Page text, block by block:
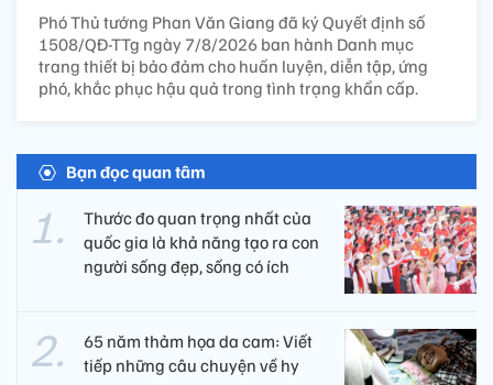
Phó Thủ tướng Phan Văn Giang đã ký Quyết định số
1508/QĐ-TTg ngày 7/8/2026 ban hành Danh mục
trang thiết bị bảo đảm cho huấn luyện, diễn tập, ứng
phó, khắc phục hậu quả trong tình trạng khẩn cấp.
Bạn đọc quan tâm
Thước đo quan trọng nhất của
quốc gia là khả năng tạo ra con
người sống đẹp, sống có ích
65 năm thảm họa da cam: Viết
tiếp những câu chuyện về hy